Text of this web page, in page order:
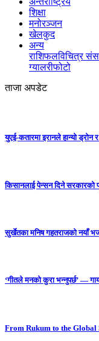
शिक्षा
मनोरञ्जन
खेलकुद
अन्य
राशिफलविचित्र
ग्यालरीफोटो
ताजा अपडेट
युएई-कतारमा इरानले हान्यो ड्रोन
किसानलाई पेन्सन दिने सरकारको
सुर्खेतका मनिष गहतराजको नयाँ
‘गीतले मनको कुरा भन्नुपर्छ’ —
From Rukum to the Global